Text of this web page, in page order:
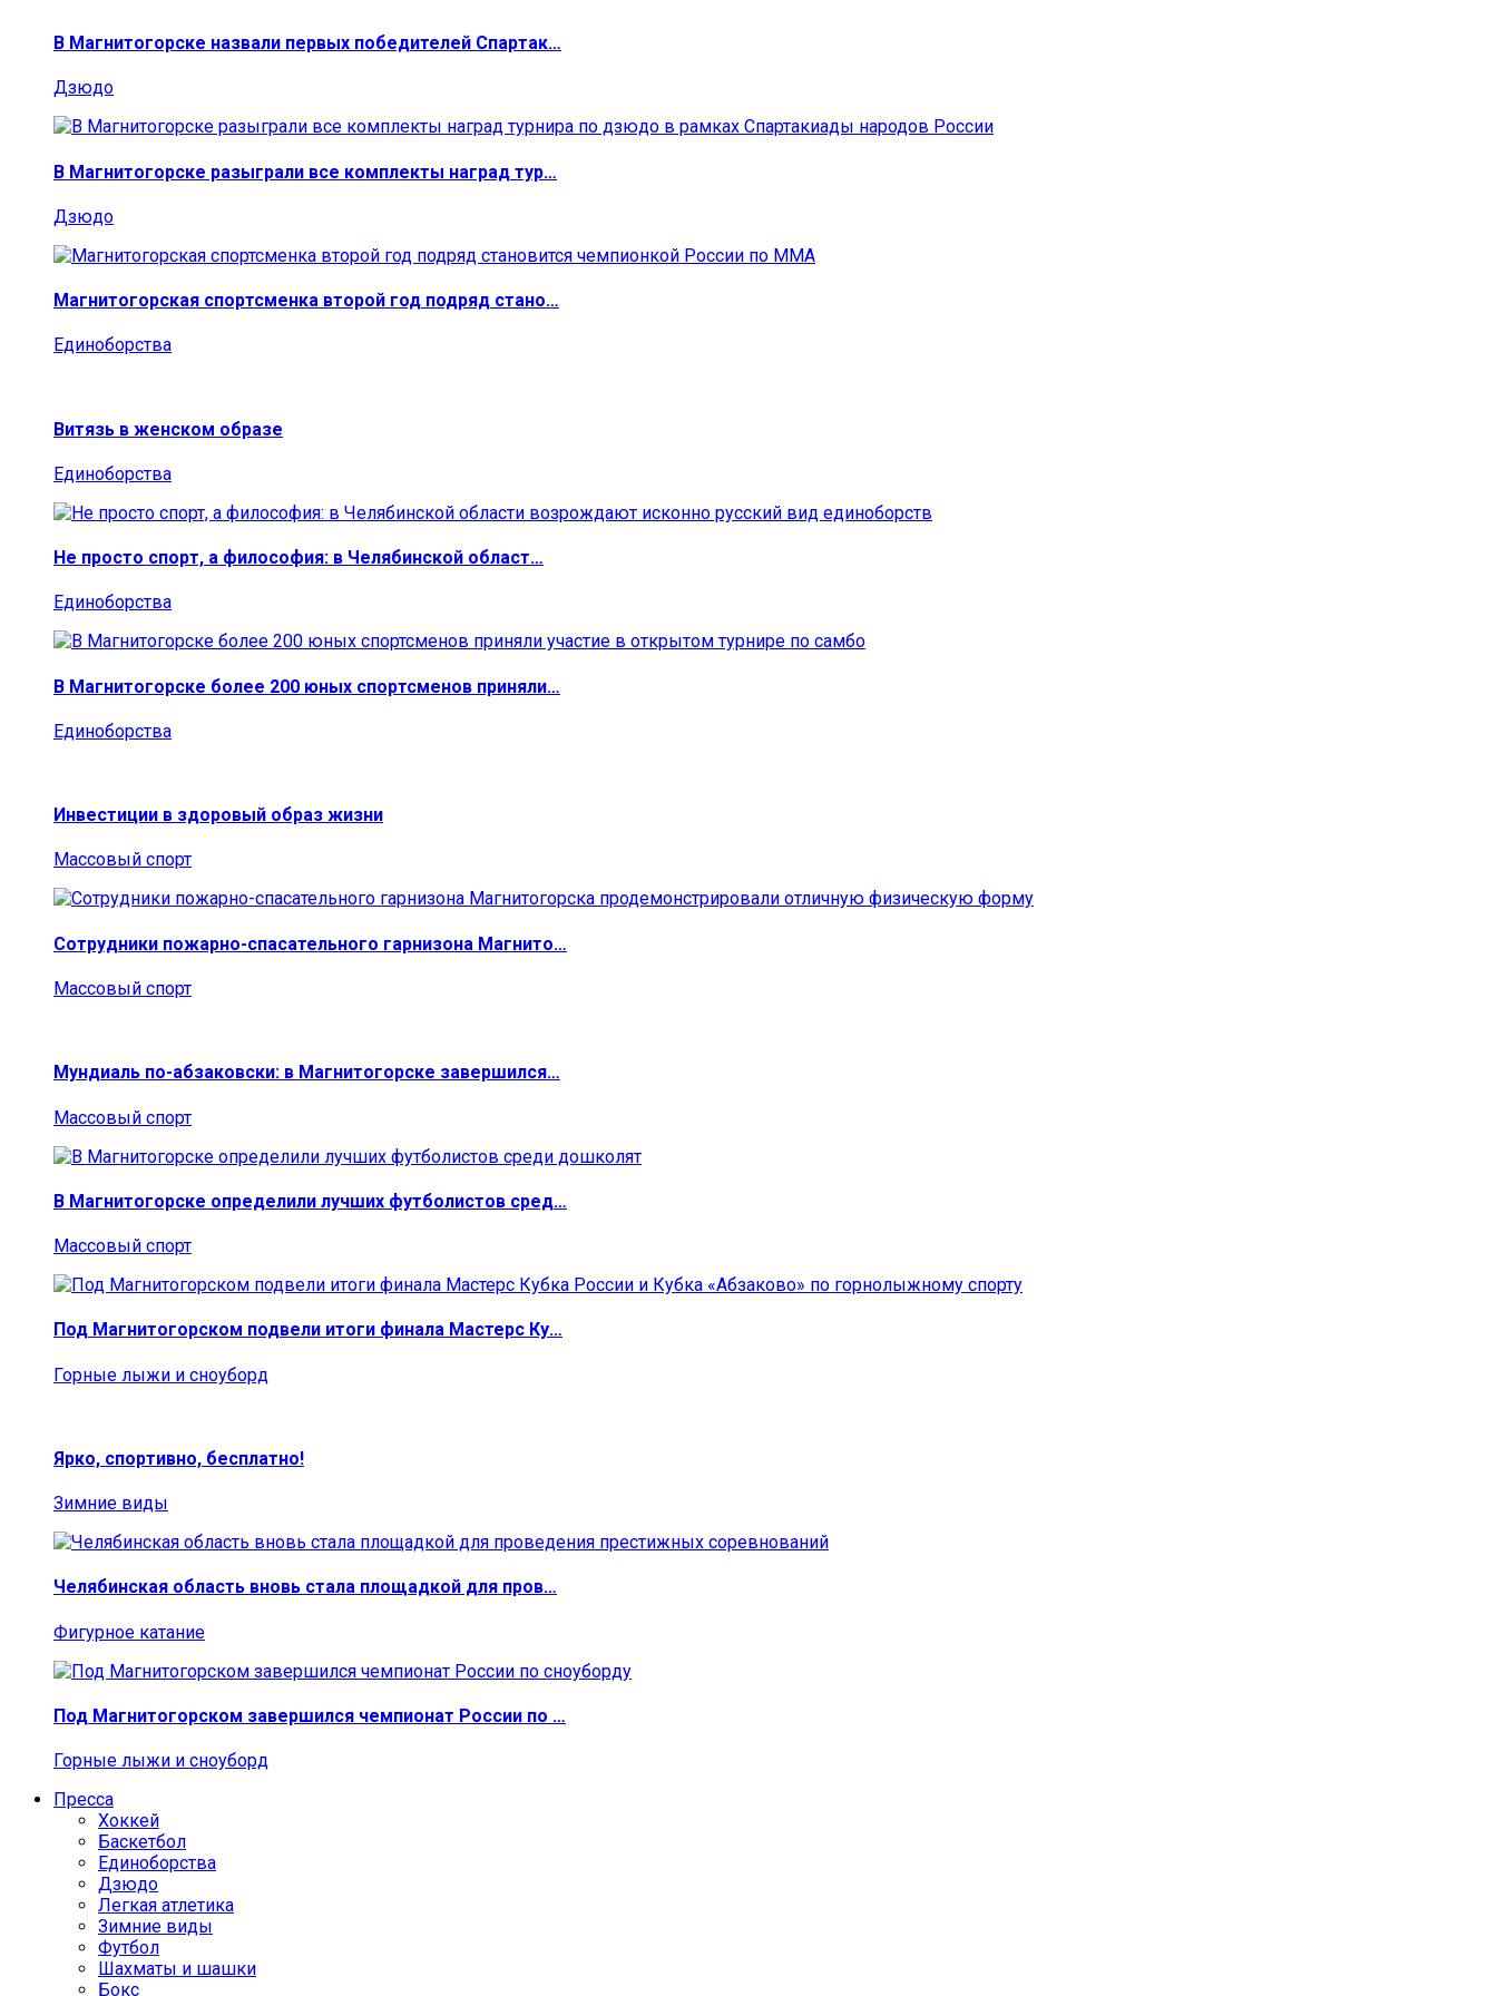
В Магнитогорске назвали первых победителей Спартак…
Дзюдо
В Магнитогорске разыграли все комплекты наград тур…
Дзюдо
Магнитогорская спортсменка второй год подряд стано…
Единоборства
Витязь в женском образе
Единоборства
Не просто спорт, а философия: в Челябинской област…
Единоборства
В Магнитогорске более 200 юных спортсменов приняли…
Единоборства
Инвестиции в здоровый образ жизни
Массовый спорт
Сотрудники пожарно-спасательного гарнизона Магнито…
Массовый спорт
Мундиаль по-абзаковски: в Магнитогорске завершился…
Массовый спорт
В Магнитогорске определили лучших футболистов сред…
Массовый спорт
Под Магнитогорском подвели итоги финала Мастерс Ку…
Горные лыжи и сноуборд
Ярко, спортивно, бесплатно!
Зимние виды
Челябинская область вновь стала площадкой для пров…
Фигурное катание
Под Магнитогорском завершился чемпионат России по …
Горные лыжи и сноуборд
Пресса
Хоккей
Баскетбол
Единоборства
Дзюдо
Легкая атлетика
Зимние виды
Футбол
Шахматы и шашки
Бокс